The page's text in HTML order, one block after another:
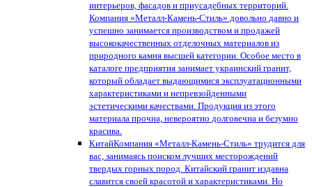
интерьеров, фасадов и приусадебных территорий.
Компания «Металл-Камень-Стиль» довольно давно и
успешно занимается производством и продажей
высококачественных отделочных материалов из
природного камня высшей категории. Особое место в
каталоге предприятия занимает украинский гранит,
который обладает выдающимися эксплуатационными
характеристиками и непревзойденными
эстетическими качествами. Продукция из этого
материала прочна, невероятно долговечна и безумно
красива.
КитайКомпания «Металл-Камень-Стиль» трудится для
вас, занимаясь поиском лучших месторождений
твердых горных пород. Китайский гранит издавна
славится своей красотой и характеристиками. Но